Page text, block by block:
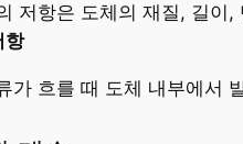
저항은 도체의 재질, 길이
항
가 흐를 때 도체 내부에서